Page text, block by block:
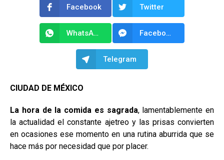
Facebook Twitter
WhatsApp Facebook Messenger
Telegram
CIUDAD DE MÉXICO
La hora de la comida es sagrada, lamentablemente en
la actualidad el constante ajetreo y las prisas convierten
en ocasiones ese momento en una rutina aburrida que se
hace más por necesidad que por placer.